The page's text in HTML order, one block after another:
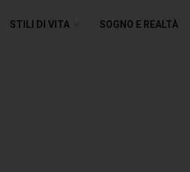
STILI DI VITA SOGNO E REALTÀ